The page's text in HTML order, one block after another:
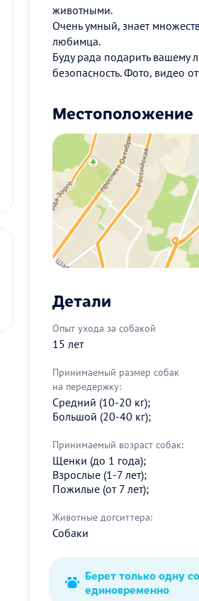
животными.
Очень умный, знает
любимца.
Буду рада подарить вашему
безопасность. Фото, видео
Местоположение
Детали
Опыт ухода за собакой
15 лет
Принимаемый размер собак
на передержку:
Средний (10-20 кг);
Большой (20-40 кг);
Принимаемый возраст собак:
Щенки (до 1 года);
Взрослые (1-7 лет);
Пожилые (от 7 лет);
Животные догситтера:
Собаки
Берет только одну
единовременно